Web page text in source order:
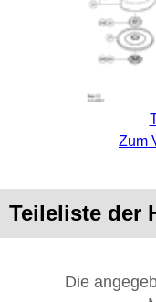
Zum
Teileliste der
Die